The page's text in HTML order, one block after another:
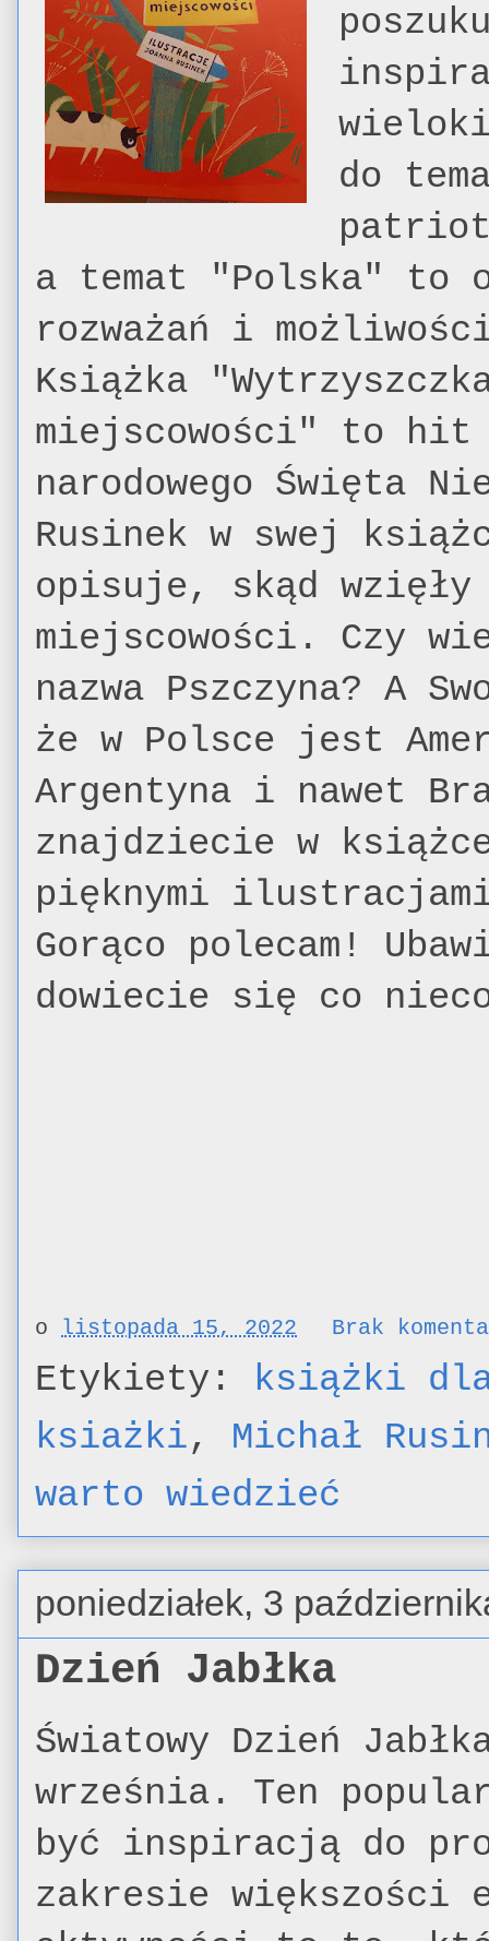
do
a temat "Polska" to
rozważań i
Książka
miejscowości" to hit
narodowego Święta
Rusinek w swej
opisuje, skąd wzięły
miejscowości. Czy
nazwa Pszczyna? A
że w Polsce jest
Argentyna i nawet
znajdziecie w
pięknymi
Gorąco polecam!
dowiecie się co
o listopada 15, 2022 Brak
Etykiety:
książki
ksiażki, Michał
warto wiedzieć
poniedziałek, 3
Dzień Jabłka
Światowy Dzień
września. Ten
być inspiracją do
zakresie większości